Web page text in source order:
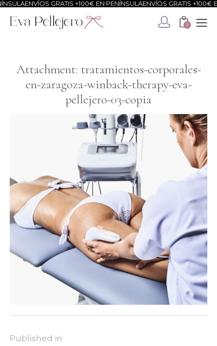
ENVÍOS GRATIS +100€ EN PENÍNSULAENVÍOS GRATIS +100€
0
Attachment: tratamientos-corporales-
en-zaragoza-winback-therapy-eva-
pellejero-03-copia
Published in